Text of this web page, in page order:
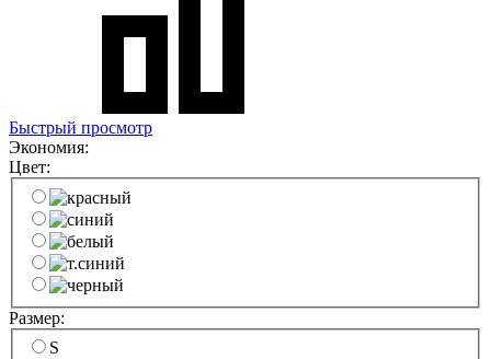
Быстрый просмотр
Экономия:
Цвет:
Размер:
S